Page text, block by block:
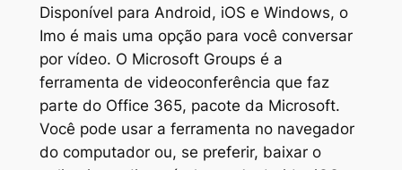
Disponível para Android, iOS e Windows, o
Imo é mais uma opção para você conversar
por vídeo. O Microsoft Groups é a
ferramenta de videoconferência que faz
parte do Office 365, pacote da Microsoft.
Você pode usar a ferramenta no navegador
do computador ou, se preferir, baixar o